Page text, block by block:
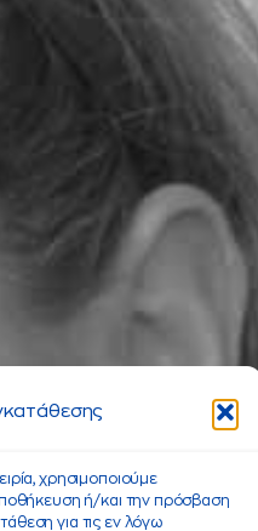
χρησιμοποιούμε
ή/και την πρόσβαση
για τις εν λόγω